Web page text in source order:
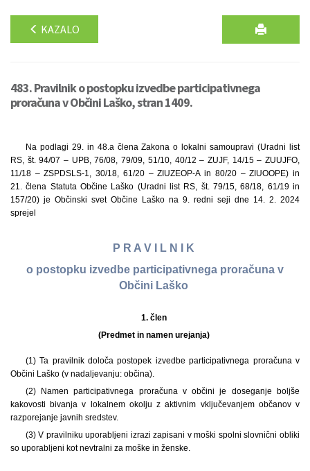
KAZALO
483. Pravilnik o postopku izvedbe participativnega
proračuna v Občini Laško, stran 1409.
Na podlagi 29. in 48.a člena Zakona o lokalni samoupravi (Uradni list
RS, št. 94/07 – UPB, 76/08, 79/09, 51/10, 40/12 – ZUJF, 14/15 – ZUUJFO,
11/18 – ZSPDSLS-1, 30/18, 61/20 – ZIUZEOP-A in 80/20 – ZIUOOPE) in
21. člena Statuta Občine Laško (Uradni list RS, št. 79/15, 68/18, 61/19 in
157/20) je Občinski svet Občine Laško na 9. redni seji dne 14. 2. 2024
sprejel
P R A V I L N I K
o postopku izvedbe participativnega proračuna v
Občini Laško
1. člen
(Predmet in namen urejanja)
(1) Ta pravilnik določa postopek izvedbe participativnega proračuna v
Občini Laško (v nadaljevanju: občina).
(2) Namen participativnega proračuna v občini je doseganje boljše
kakovosti bivanja v lokalnem okolju z aktivnim vključevanjem občanov v
razporejanje javnih sredstev.
(3) V pravilniku uporabljeni izrazi zapisani v moški spolni slovnični obliki
so uporabljeni kot nevtralni za moške in ženske.